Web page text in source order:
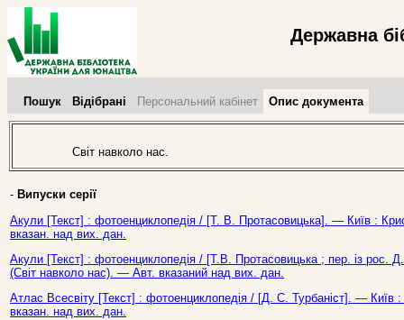
Державна
Пошук Відібрані Персональний кабінет Опис документа
Світ навколо нас.
- Випуски серії
Акули [Текст] : фотоенциклопедія / [Т. В. Протасовицька]. — Київ :
вказан. над вих. дан.
Акули [Текст] : фотоенциклопедія / [Т.В. Протасовицька ; пер. із
(Світ навколо нас). — Авт. вказаний над вих. дан.
Атлас Всесвіту [Текст] : фотоенциклопедія / [Д. С. Турбаніст]. —
вказан. над вих. дан.